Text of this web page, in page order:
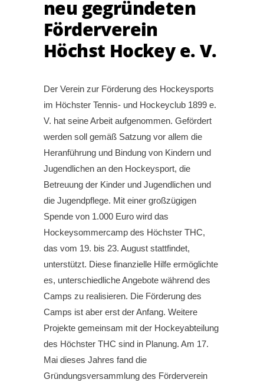
neu gegründeten
Förderverein
Höchst Hockey e. V.
Der Verein zur Förderung des Hockeysports
im Höchster Tennis- und Hockeyclub 1899 e.
V. hat seine Arbeit aufgenommen. Gefördert
werden soll gemäß Satzung vor allem die
Heranführung und Bindung von Kindern und
Jugendlichen an den Hockeysport, die
Betreuung der Kinder und Jugendlichen und
die Jugendpflege. Mit einer großzügigen
Spende von 1.000 Euro wird das
Hockeysommercamp des Höchster THC,
das vom 19. bis 23. August stattfindet,
unterstützt. Diese finanzielle Hilfe ermöglichte
es, unterschiedliche Angebote während des
Camps zu realisieren. Die Förderung des
Camps ist aber erst der Anfang. Weitere
Projekte gemeinsam mit der Hockeyabteilung
des Höchster THC sind in Planung. Am 17.
Mai dieses Jahres fand die
Gründungsversammlung des Förderverein